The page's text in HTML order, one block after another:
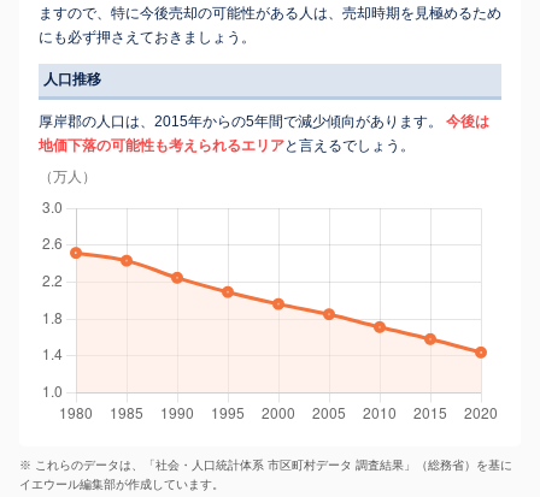
ますので、特に今後売却の可能性がある人は、売却時期を見極めるため
にも必ず押さえておきましょう。
人口推移
厚岸郡の人口は、2015年からの5年間で減少傾向があります。
今後は
地価下落の可能性も考えられるエリアと言えるでしょう。
（万人）
※ これらのデータは、「社会・人口統計体系 市区町村データ 調査結果」（総務省）を基に
イエウール編集部が作成しています。